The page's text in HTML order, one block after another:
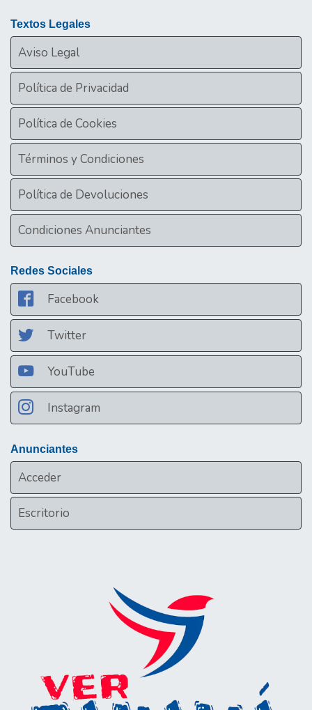
Textos Legales
Aviso Legal
Política de Privacidad
Política de Cookies
Términos y Condiciones
Política de Devoluciones
Condiciones Anunciantes
Redes Sociales
Facebook
Twitter
YouTube
Instagram
Anunciantes
Acceder
Escritorio